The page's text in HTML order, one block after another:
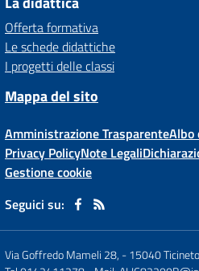
Offerta formativa
Le schede didattiche
I progetti delle classi
Mappa del sito
Amministrazione TrasparenteAlbo
Privacy PolicyNote Legali
Gestione cookie
Seguici su:
Via Goffredo Mameli 28, -15040